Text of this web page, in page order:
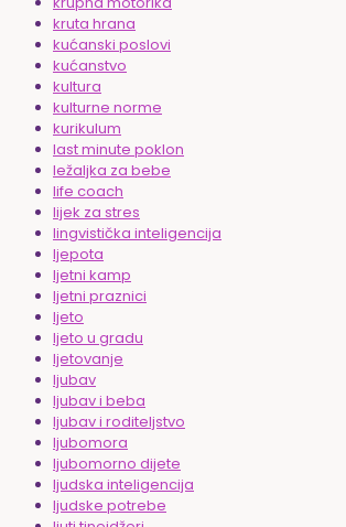
kruta hrana
kućanski poslovi
kućanstvo
kultura
kulturne norme
kurikulum
last minute poklon
ležaljka za bebe
life coach
lijek za stres
lingvistička inteligencija
ljepota
ljetni kamp
ljetni praznici
ljeto
ljeto u gradu
ljetovanje
ljubav
ljubav i beba
ljubav i roditeljstvo
ljubomora
ljubomorno dijete
ljudska inteligencija
ljudske potrebe